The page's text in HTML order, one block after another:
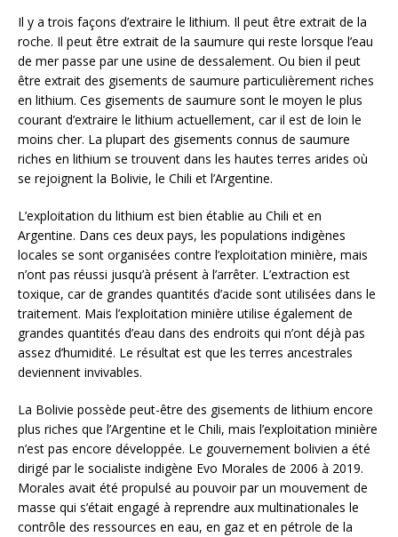
Il y a trois façons d’extraire le lithium. Il peut être extrait de la
roche. Il peut être extrait de la saumure qui reste lorsque l’eau
de mer passe par une usine de dessalement. Ou bien il peut
être extrait des gisements de saumure particulièrement riches
en lithium. Ces gisements de saumure sont le moyen le plus
courant d’extraire le lithium actuellement, car il est de loin le
moins cher. La plupart des gisements connus de saumure
riches en lithium se trouvent dans les hautes terres arides où
se rejoignent la Bolivie, le Chili et l’Argentine.
L’exploitation du lithium est bien établie au Chili et en
Argentine. Dans ces deux pays, les populations indigènes
locales se sont organisées contre l’exploitation minière, mais
n’ont pas réussi jusqu’à présent à l’arrêter. L’extraction est
toxique, car de grandes quantités d’acide sont utilisées dans le
traitement. Mais l’exploitation minière utilise également de
grandes quantités d’eau dans des endroits qui n’ont déjà pas
assez d’humidité. Le résultat est que les terres ancestrales
deviennent invivables.
La Bolivie possède peut-être des gisements de lithium encore
plus riches que l’Argentine et le Chili, mais l’exploitation minière
n’est pas encore développée. Le gouvernement bolivien a été
dirigé par le socialiste indigène Evo Morales de 2006 à 2019.
Morales avait été propulsé au pouvoir par un mouvement de
masse qui s’était engagé à reprendre aux multinationales le
contrôle des ressources en eau, en gaz et en pétrole de la